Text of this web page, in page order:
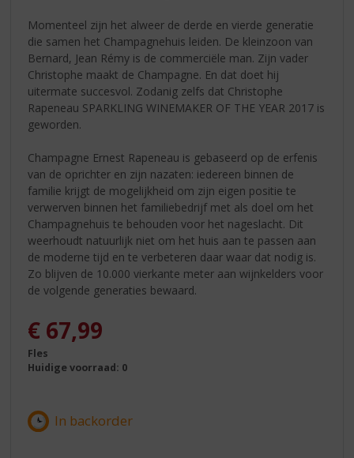
Momenteel zijn het alweer de derde en vierde generatie
die samen het Champagnehuis leiden. De kleinzoon van
Bernard, Jean Rémy is de commerciële man. Zijn vader
Christophe maakt de Champagne. En dat doet hij
uitermate succesvol. Zodanig zelfs dat Christophe
Rapeneau SPARKLING WINEMAKER OF THE YEAR 2017 is
geworden.
Champagne Ernest Rapeneau is gebaseerd op de erfenis
van de oprichter en zijn nazaten: iedereen binnen de
familie krijgt de mogelijkheid om zijn eigen positie te
verwerven binnen het familiebedrijf met als doel om het
Champagnehuis te behouden voor het nageslacht. Dit
weerhoudt natuurlijk niet om het huis aan te passen aan
de moderne tijd en te verbeteren daar waar dat nodig is.
Zo blijven de 10.000 vierkante meter aan wijnkelders voor
de volgende generaties bewaard.
€ 67,99
Fles
Huidige voorraad: 0